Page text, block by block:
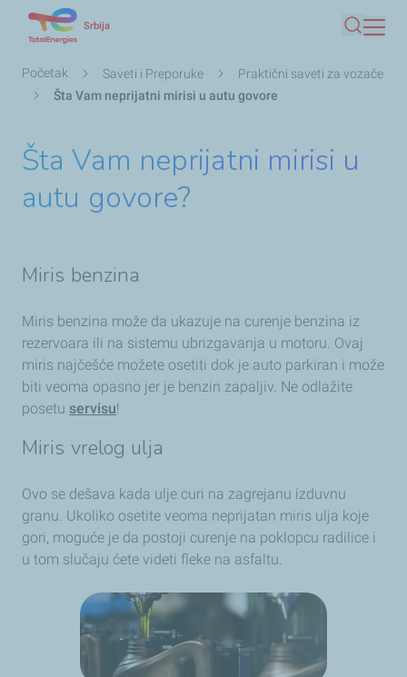
main
content
Srbija
Pretraga
Мрвице
Početak Saveti i Preporuke
Praktični saveti za vozače
Šta Vam neprijatni mirisi u autu govore
Šta Vam neprijatni mirisi u
autu govore?
Miris benzina
Miris benzina može da ukazuje na curenje benzina iz
rezervoara ili na sistemu ubrizgavanja u motoru. Ovaj
miris najčešće možete osetiti dok je auto parkiran i može
biti veoma opasno jer je benzin zapaljiv. Ne odlažite
posetu servisu!
Miris vrelog ulja
Ovo se dešava kada ulje curi na zagrejanu izduvnu
granu. Ukoliko osetite veoma neprijatan miris ulja koje
gori, moguće je da postoji curenje na poklopcu radilice i
u tom slučaju ćete videti fleke na asfaltu.